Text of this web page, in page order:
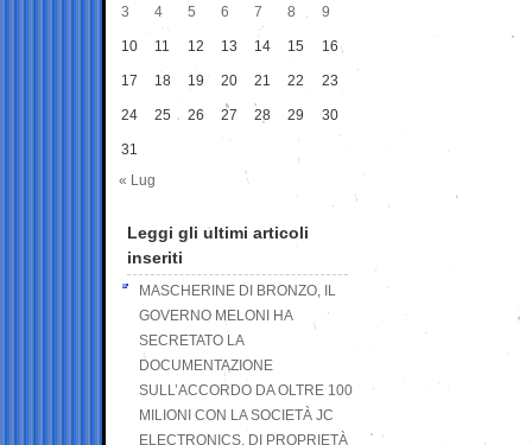
3 4 5 6 7 8 9
10 11 12 13 14 15 16
17 18 19 20 21 22 23
24 25 26 27 28 29 30
31
« Lug
Leggi gli ultimi articoli
inseriti
MASCHERINE DI BRONZO, IL
GOVERNO MELONI HA
SECRETATO LA
DOCUMENTAZIONE
SULL’ACCORDO DA OLTRE 100
MILIONI CON LA SOCIETÀ JC
ELECTRONICS, DI PROPRIETÀ